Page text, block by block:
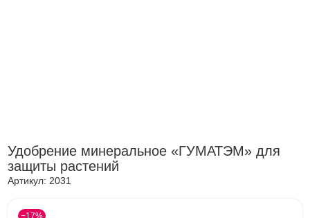
Удобрение минеральное «ГУМАТЭМ» для
защиты растений
Артикул: 2031
−17%